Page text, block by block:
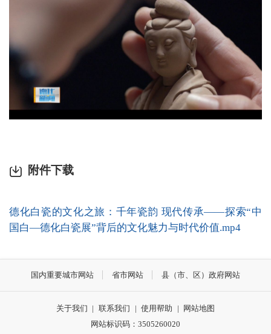
附件下载
德化白瓷的文化之旅：千年瓷韵 现代传承——探索“中
国白—德化白瓷展”背后的文化魅力与时代价值.mp4
国内重要城市网站 省市网站 县（市、区）政府网站
关于我们 | 联系我们 | 使用帮助 |
网站地图
网站标识码：3505260020